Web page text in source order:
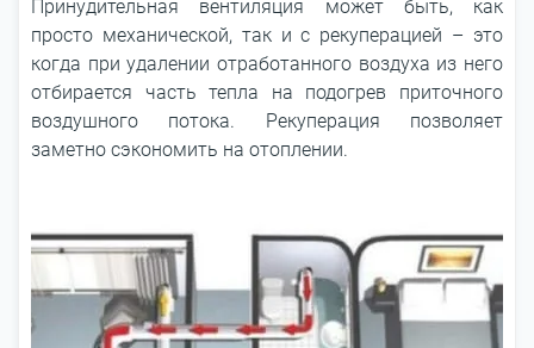
Принудительная вентиляция может быть, как
просто механической, так и с рекуперацией – это
когда при удалении отработанного воздуха из него
отбирается часть тепла на подогрев приточного
воздушного потока. Рекуперация позволяет
заметно сэкономить на отоплении.